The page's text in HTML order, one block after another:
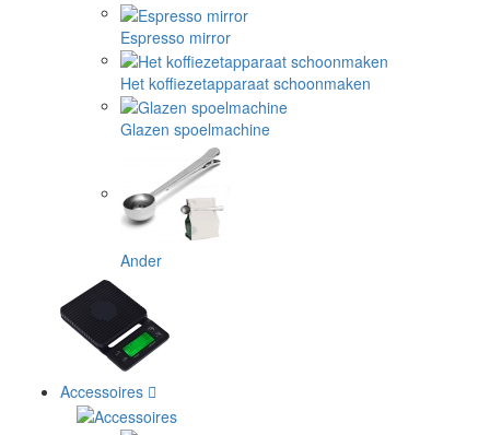
Espresso mirror
Het koffiezetapparaat schoonmaken
Glazen spoelmachine
Ander
Accessoires